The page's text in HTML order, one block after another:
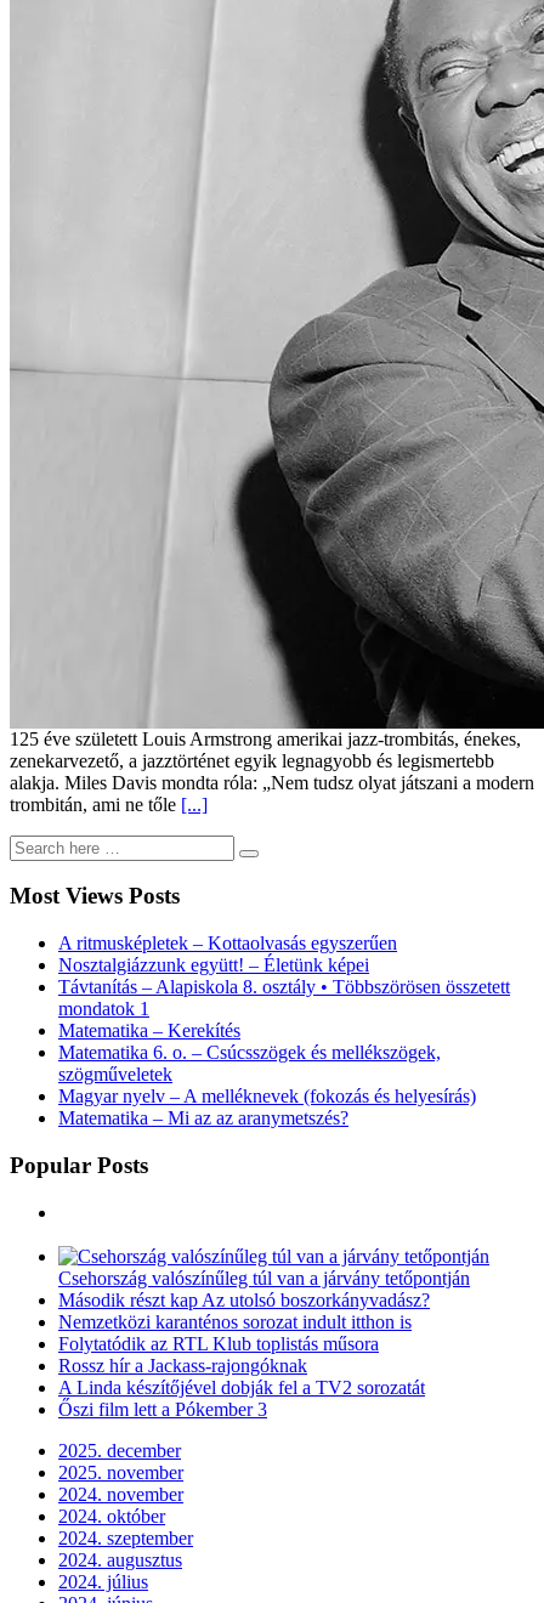
125 éve született Louis Armstrong amerikai jazz-trombitás, énekes,
zenekarvezető, a jazztörténet egyik legnagyobb és legismertebb
alakja. Miles Davis mondta róla: „Nem tudsz olyat játszani a modern
trombitán, ami ne tőle [...]
Most Views Posts
A ritmusképletek – Kottaolvasás egyszerűen
Nosztalgiázzunk együtt! – Életünk képei
Távtanítás – Alapiskola 8. osztály • Többszörösen összetett
mondatok 1
Matematika – Kerekítés
Matematika 6. o. – Csúcsszögek és mellékszögek,
szögműveletek
Magyar nyelv – A melléknevek (fokozás és helyesírás)
Matematika – Mi az az aranymetszés?
Popular Posts
Csehország valószínűleg túl van a járvány tetőpontján
Második részt kap Az utolsó boszorkányvadász?
Nemzetközi karanténos sorozat indult itthon is
Folytatódik az RTL Klub toplistás műsora
Rossz hír a Jackass-rajongóknak
A Linda készítőjével dobják fel a TV2 sorozatát
Őszi film lett a Pókember 3
2025. december
2025. november
2024. november
2024. október
2024. szeptember
2024. augusztus
2024. július